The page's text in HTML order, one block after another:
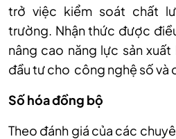
trở việc kiểm soát chất
trường. Nhận thức được
nâng cao năng lực sản
đầu tư cho công nghệ số và
Số hóa đồng bộ
Theo đánh giá của các